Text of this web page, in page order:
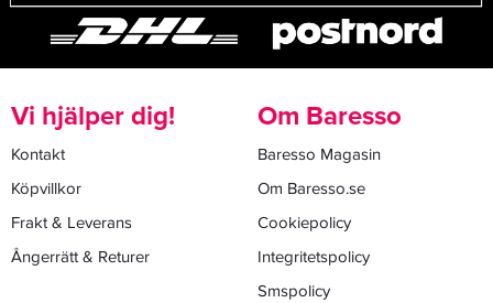
Vi hjälper dig!
Kontakt
Köpvillkor
Frakt & Leverans
Ångerrätt & Returer
Om Baresso
Baresso Magasin
Om Baresso.se
Cookiepolicy
Integritetspolicy
Smspolicy